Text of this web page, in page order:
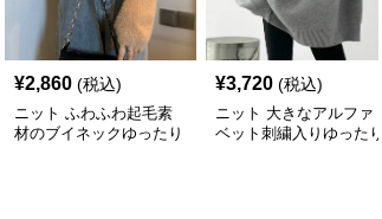
¥2,860 (税込)
ニット ふわふわ起毛素
材のブイネックゆったり
¥3,720 (税込)
ニット 大きなアルファ
ベット刺繍入りゆったり